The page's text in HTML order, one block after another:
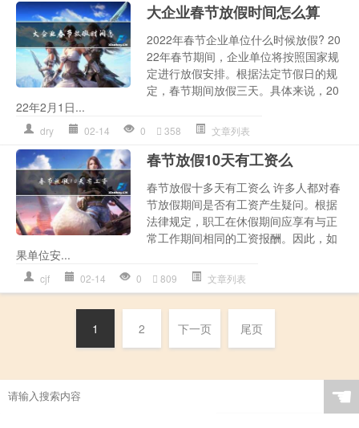
大企业春节放假时间怎么算
2022年春节企业单位什么时候放假? 20
22年春节期间，企业单位将按照国家规
定进行放假安排。根据法定节假日的规
定，春节期间放假三天。具体来说，20
22年2月1日...
dry 02-14 0 358 文章列表
春节放假10天有工资么
春节放假十多天有工资么 许多人都对春
节放假期间是否有工资产生疑问。根据
法律规定，职工在休假期间应享有与正
常工作期间相同的工资报酬。因此，如
果单位安...
cjf 02-14 0 809 文章列表
1 2 下一页 尾页
☚